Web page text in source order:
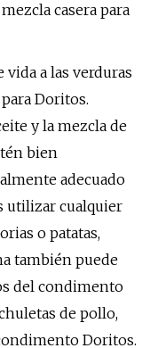
casera para
vida a las verduras
Doritos.
y la mezcla de
bien
adecuado
utilizar cualquier
o patatas,
también puede
del condimento
de pollo,
Doritos.